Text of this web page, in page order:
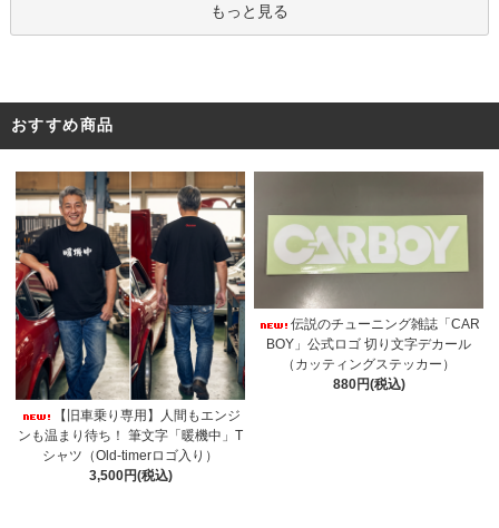
もっと見る
おすすめ商品
【旧車乗り専用】人間もエンジ
ンも温まり待ち！ 筆文字「暖機中」T
シャツ（Old-timerロゴ入り）
3,500円(税込)
伝説のチューニング雑誌「CAR
BOY」公式ロゴ 切り文字デカール
（カッティングステッカー）
880円(税込)